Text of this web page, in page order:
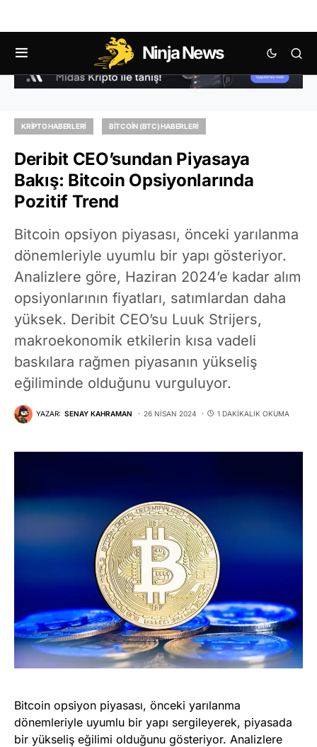
Ninja News
KRIPTO HABERLERI BITCOIN (BTC) HABERLERI
Deribit CEO’sundan Piyasaya
Bakış: Bitcoin Opsiyonlarında
Pozitif Trend
Bitcoin opsiyon piyasası, önceki yarılanma
dönemleriyle uyumlu bir yapı gösteriyor.
Analizlere göre, Haziran 2024’e kadar alım
opsiyonlarının fiyatları, satımlardan daha
yüksek. Deribit CEO’su Luuk Strijers,
makroekonomik etkilerin kısa vadeli
baskılara rağmen piyasanın yükseliş
eğiliminde olduğunu vurguluyor.
YAZAR: SENAY KAHRAMAN 26 NISAN 2024 1 DAKIKALIK OKUMA
Bitcoin opsiyon piyasası, önceki yarılanma
dönemleriyle uyumlu bir yapı sergileyerek, piyasada
bir yükseliş eğilimi olduğunu gösteriyor. Analizlere